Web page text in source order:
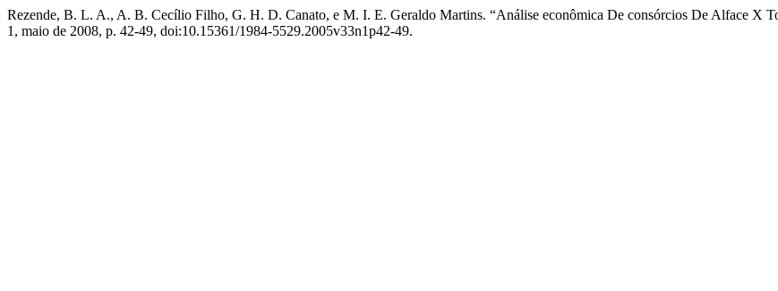
Rezende, B. L. A., A. B. Cecílio Filho, G. H. D. Canato, e M. I. E. Geraldo Martins. “Análise econômica De consórcios De Alface X
1, maio de 2008, p. 42-49, doi:10.15361/1984-5529.2005v33n1p42-49.